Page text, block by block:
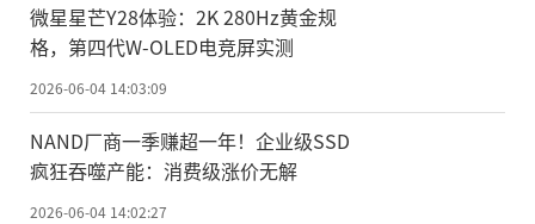
微星星芒Y28体验：2K 280Hz黄金规
格，第四代W-OLED电竞屏实测
2026-06-04 14:03:09
NAND厂商一季赚超一年！企业级SSD
疯狂吞噬产能：消费级涨价无解
2026-06-04 14:02:27